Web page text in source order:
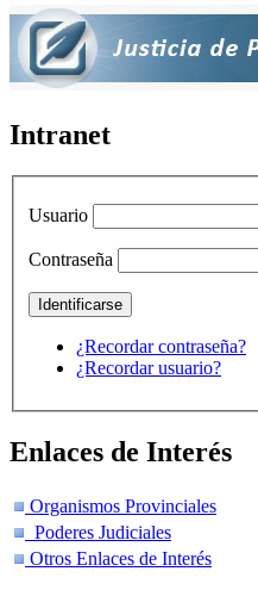
Intranet
Usuario
Contraseña
¿Recordar contraseña?
¿Recordar usuario?
Enlaces de Interés
Organismos Provinciales
Poderes Judiciales
Otros Enlaces de Interés